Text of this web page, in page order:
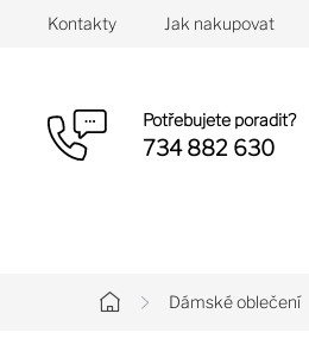
Potřebujete poradit?
734 882 630
Kontakty Jak nakupovat
Domů
Dámské oblečení